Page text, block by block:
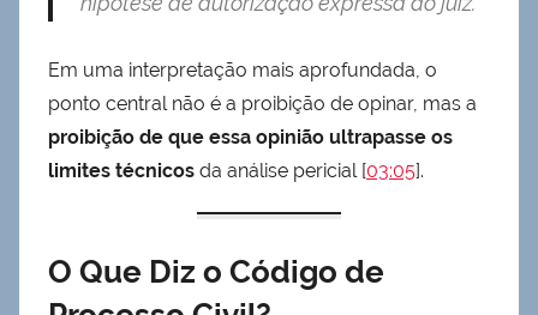
Em uma interpretação mais aprofundada, o
ponto central não é a proibição de opinar, mas a
proibição de que essa opinião ultrapasse os
limites técnicos da análise pericial [03:05].
O Que Diz o Código de